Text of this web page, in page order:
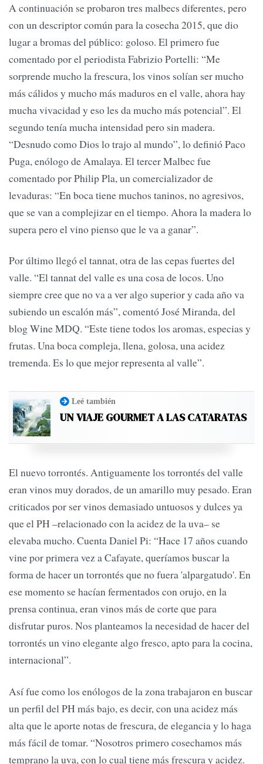
A continuación se probaron tres malbecs diferentes, pero
con un descriptor común para la cosecha 2015, que dio
lugar a bromas del público: goloso. El primero fue
comentado por el periodista Fabrizio Portelli: “Me
sorprende mucho la frescura, los vinos solían ser mucho
más cálidos y mucho más maduros en el valle, ahora hay
mucha vivacidad y eso les da mucho más potencial”. El
segundo tenía mucha intensidad pero sin madera.
“Desnudo como Dios lo trajo al mundo”, lo definió Paco
Puga, enólogo de Amalaya. El tercer Malbec fue
comentado por Philip Pla, un comercializador de
levaduras: “En boca tiene muchos taninos, no agresivos,
que se van a complejizar en el tiempo. Ahora la madera lo
supera pero el vino pienso que le va a ganar”.
Por último llegó el tannat, otra de las cepas fuertes del
valle. “El tannat del valle es una cosa de locos. Uno
siempre cree que no va a ver algo superior y cada año va
subiendo un escalón más”, comentó José Miranda, del
blog Wine MDQ. “Este tiene todos los aromas, especias y
frutas. Una boca compleja, llena, golosa, una acidez
tremenda. Es lo que mejor representa al valle”.
Leé también
UN VIAJE GOURMET A LAS CATARATAS
El nuevo torrontés. Antiguamente los torrontés del valle
eran vinos muy dorados, de un amarillo muy pesado. Eran
criticados por ser vinos demasiado untuosos y dulces ya
que el PH –relacionado con la acidez de la uva– se
elevaba mucho. Cuenta Daniel Pi: “Hace 17 años cuando
vine por primera vez a Cafayate, queríamos buscar la
forma de hacer un torrontés que no fuera 'alpargatudo'. En
ese momento se hacían fermentados con orujo, en la
prensa continua, eran vinos más de corte que para
disfrutar puros. Nos planteamos la necesidad de hacer del
torrontés un vino elegante algo fresco, apto para la cocina,
internacional”.
Así fue como los enólogos de la zona trabajaron en buscar
un perfil del PH más bajo, es decir, con una acidez más
alta que le aporte notas de frescura, de elegancia y lo haga
más fácil de tomar. “Nosotros primero cosechamos más
temprano la uva, con lo cual tiene más frescura y acidez.